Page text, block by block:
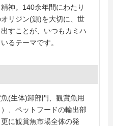
神。140余年間にわたり
リジン(源)を大切に、世
すことが、いつもカミハ
るテーマです。
(生体)卸部門、観賞魚用
、ペットフードの輸出部
に観賞魚市場全体の発